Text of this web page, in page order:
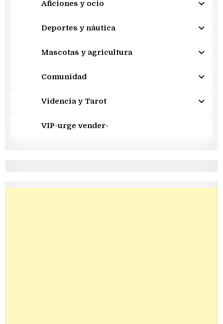
Aficiones y ocio
Deportes y náutica
Mascotas y agricultura
Comunidad
Videncia y Tarot
VIP-urge vender-